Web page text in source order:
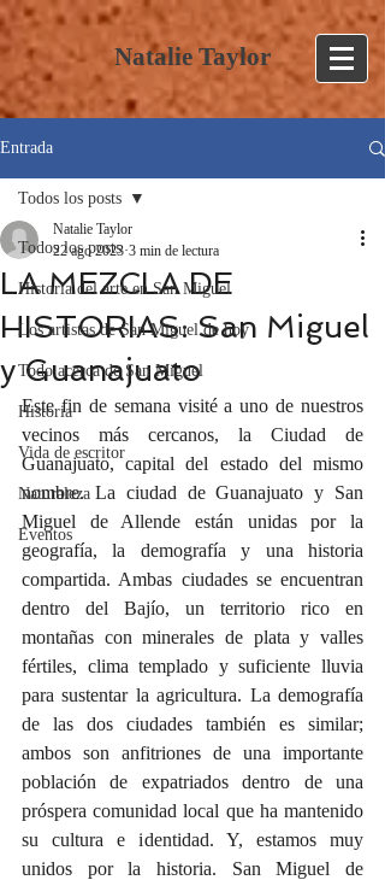
Natalie Taylor
Entrada
Todos los posts
Historia del arte en San Miguel
Los artistas de San Miguel de hoy
Todo acerca de San Miguel
Historia
Vida de escritor
Naturaleza
Eventos
Todos los posts
LA MEZCLA DE
HISTORIAS: San Miguel
y Guanajuato
Natalie Taylor
22 ago 2023 3 min de lectura
Este fin de semana visité a uno de nuestros
vecinos más cercanos, la Ciudad de
Guanajuato, capital del estado del mismo
nombre. La ciudad de Guanajuato y San
Miguel de Allende están unidas por la
geografía, la demografía y una historia
compartida. Ambas ciudades se encuentran
dentro del Bajío, un territorio rico en
montañas con minerales de plata y valles
fértiles, clima templado y suficiente lluvia
para sustentar la agricultura. La demografía
de las dos ciudades también es similar;
ambos son anfitriones de una importante
población de expatriados dentro de una
próspera comunidad local que ha mantenido
su cultura e identidad. Y, estamos muy
unidos por la historia. San Miguel de